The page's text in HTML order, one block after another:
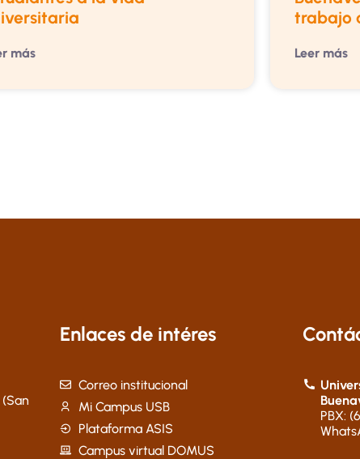
más
trabajo
Leer más
(San
Enlaces de intéres
Correo institucional
Mi Campus USB
Plataforma ASIS
Campus virtual DOMUS
PBX: